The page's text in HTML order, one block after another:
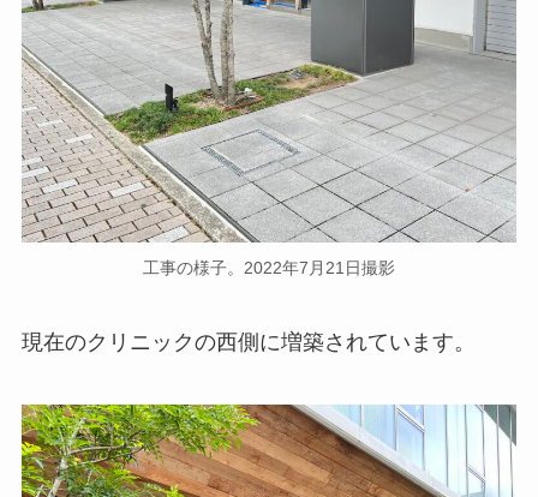
工事の様子。2022年7月21日撮影
現在のクリニックの西側に増築されています。